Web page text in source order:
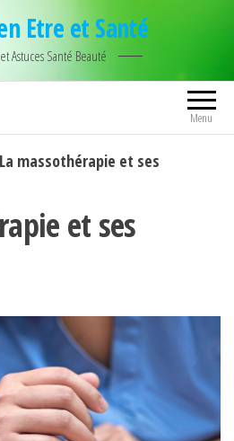
Etre et Santé
Astuces Santé Beauté
Menu
La massothérapie et ses
et ses